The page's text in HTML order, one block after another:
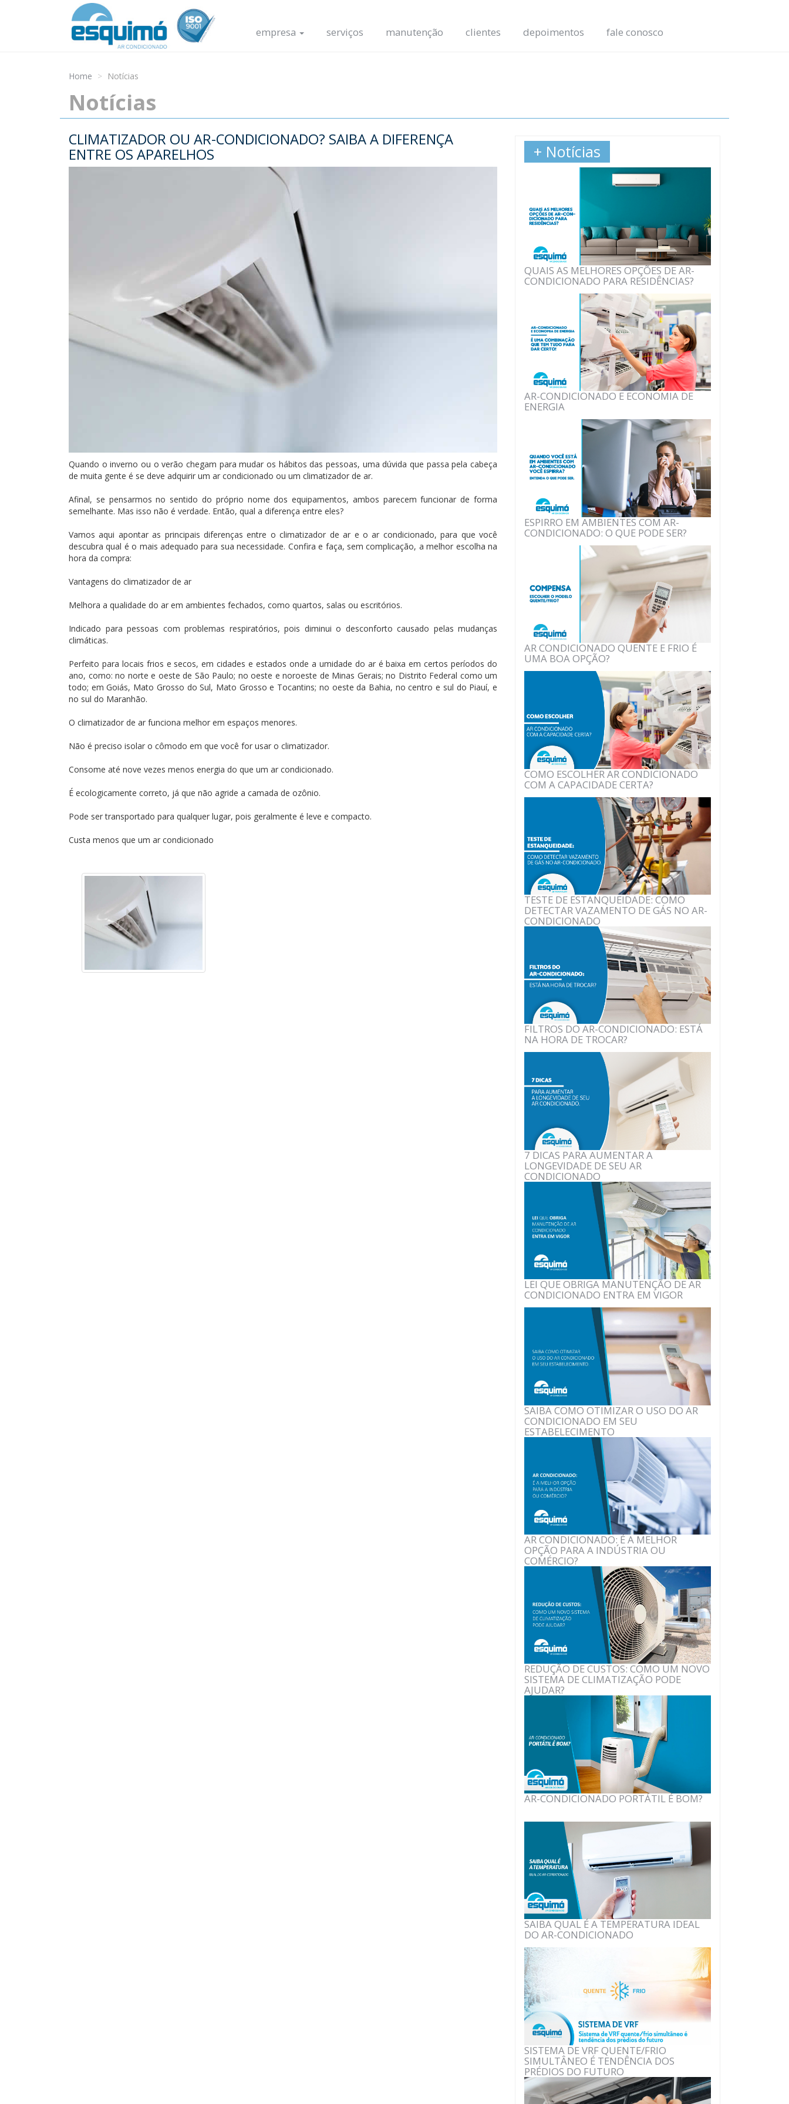
empresa serviços manutenção clientes depoimentos fale conosco
Home Notícias
Notícias
CLIMATIZADOR OU AR-CONDICIONADO? SAIBA A DIFERENÇA
ENTRE OS APARELHOS
Quando o inverno ou o verão chegam para mudar os hábitos das pessoas, uma dúvida que passa pela cabeça
de muita gente é se deve adquirir um ar condicionado ou um climatizador de ar.
Afinal, se pensarmos no sentido do próprio nome dos equipamentos, ambos parecem funcionar de forma
semelhante. Mas isso não é verdade. Então, qual a diferença entre eles?
Vamos aqui apontar as principais diferenças entre o climatizador de ar e o ar condicionado, para que você
descubra qual é o mais adequado para sua necessidade. Confira e faça, sem complicação, a melhor escolha na
hora da compra:
Vantagens do climatizador de ar
Melhora a qualidade do ar em ambientes fechados, como quartos, salas ou escritórios.
Indicado para pessoas com problemas respiratórios, pois diminui o desconforto causado pelas mudanças
climáticas.
Perfeito para locais frios e secos, em cidades e estados onde a umidade do ar é baixa em certos períodos do
ano, como: no norte e oeste de São Paulo; no oeste e noroeste de Minas Gerais; no Distrito Federal como um
todo; em Goiás, Mato Grosso do Sul, Mato Grosso e Tocantins; no oeste da Bahia, no centro e sul do Piauí, e
no sul do Maranhão.
O climatizador de ar funciona melhor em espaços menores.
Não é preciso isolar o cômodo em que você for usar o climatizador.
Consome até nove vezes menos energia do que um ar condicionado.
É ecologicamente correto, já que não agride a camada de ozônio.
Pode ser transportado para qualquer lugar, pois geralmente é leve e compacto.
Custa menos que um ar condicionado
+ Notícias
QUAIS AS MELHORES OPÇÕES DE AR-
CONDICIONADO PARA RESIDÊNCIAS?
AR-CONDICIONADO E ECONOMIA DE
ENERGIA
ESPIRRO EM AMBIENTES COM AR-
CONDICIONADO: O QUE PODE SER?
AR CONDICIONADO QUENTE E FRIO É
UMA BOA OPÇÃO?
COMO ESCOLHER AR CONDICIONADO
COM A CAPACIDADE CERTA?
TESTE DE ESTANQUEIDADE: COMO
DETECTAR VAZAMENTO DE GÁS NO AR-
CONDICIONADO
FILTROS DO AR-CONDICIONADO: ESTÁ
NA HORA DE TROCAR?
7 DICAS PARA AUMENTAR A
LONGEVIDADE DE SEU AR
CONDICIONADO
LEI QUE OBRIGA MANUTENÇÃO DE AR
CONDICIONADO ENTRA EM VIGOR
SAIBA COMO OTIMIZAR O USO DO AR
CONDICIONADO EM SEU
ESTABELECIMENTO
AR CONDICIONADO: É A MELHOR
OPÇÃO PARA A INDÚSTRIA OU
COMÉRCIO?
REDUÇÃO DE CUSTOS: COMO UM NOVO
SISTEMA DE CLIMATIZAÇÃO PODE
AJUDAR?
AR-CONDICIONADO PORTÁTIL É BOM?
SAIBA QUAL É A TEMPERATURA IDEAL
DO AR-CONDICIONADO
SISTEMA DE VRF QUENTE/FRIO
SIMULTÂNEO É TENDÊNCIA DOS
PRÉDIOS DO FUTURO